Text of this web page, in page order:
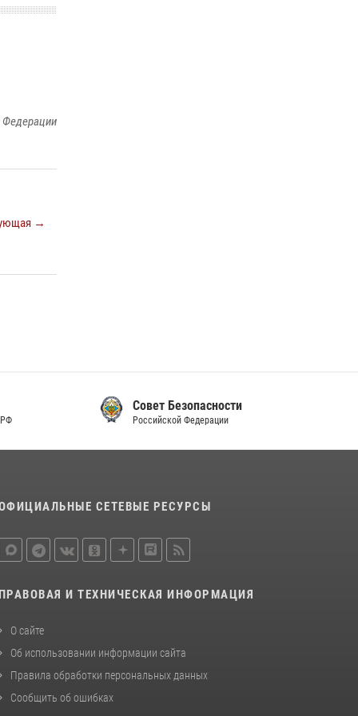
Федерации
→
Совет Безопасности
Российской Федерации
СЕТЕВЫЕ РЕСУРСЫ
ПРАВОВАЯ И ТЕХНИЧЕСКАЯ ИНФОРМАЦИЯ
О сайте
Об использовании информации сайта
Правила обработки персональных данных
Сообщить об ошибках